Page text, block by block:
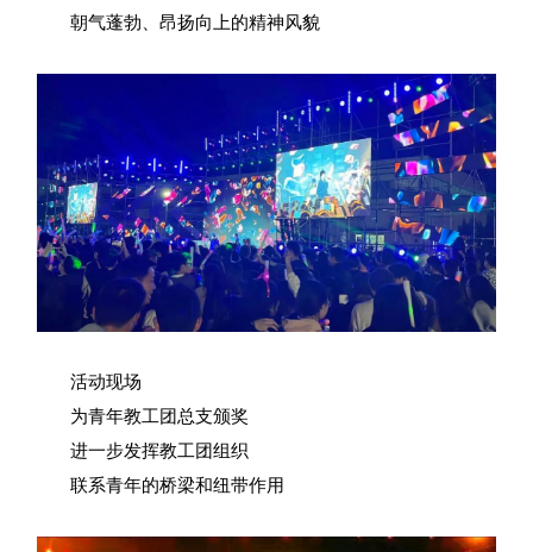
朝气蓬勃、昂扬向上的精神风貌
活动现场
为青年教工团总支颁奖
进一步发挥教工团组织
联系青年的桥梁和纽带作用